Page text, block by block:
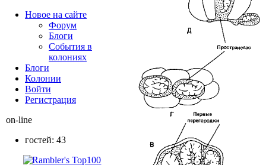
Новое на сайте
Форум
Блоги
События в
колониях
Блоги
Колонии
Войти
Peгиcтpaция
on-line
гостей: 43